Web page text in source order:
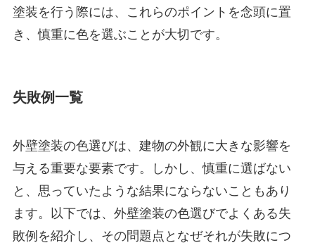
塗装を行う際には、これらのポイントを念頭に置
き、慎重に色を選ぶことが大切です。
失敗例一覧
外壁塗装の色選びは、建物の外観に大きな影響を
与える重要な要素です。しかし、慎重に選ばない
と、思っていたような結果にならないこともあり
ます。以下では、外壁塗装の色選びでよくある失
敗例を紹介し、その問題点となぜそれが失敗につ